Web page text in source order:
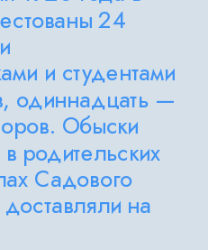
24
и студентами
одиннадцать —
Обыски
родительских
Садового
на